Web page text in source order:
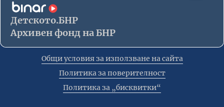
Детското.БНР
Архивен фонд на БНР
Общи условия за използване на сайта
Политика за поверителност
Политика за „бисквитки“